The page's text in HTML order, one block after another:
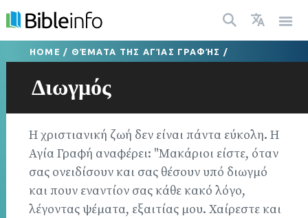
HOME / ΘΈΜΑΤΑ ΤΗΣ ΑΓΊΑΣ ΓΡΑΦΉΣ /
Διωγμός
Η χριστιανική ζωή δεν είναι πάντα εύκολη. Η
Αγία Γραφή αναφέρει: "Μακάριοι είστε, όταν
σας ονειδίσουν και σας θέσουν υπό διωγμό
και πουν εναντίον σας κάθε κακό λόγο,
λέγοντας ψέματα, εξαιτίας μου. Χαίρεστε και